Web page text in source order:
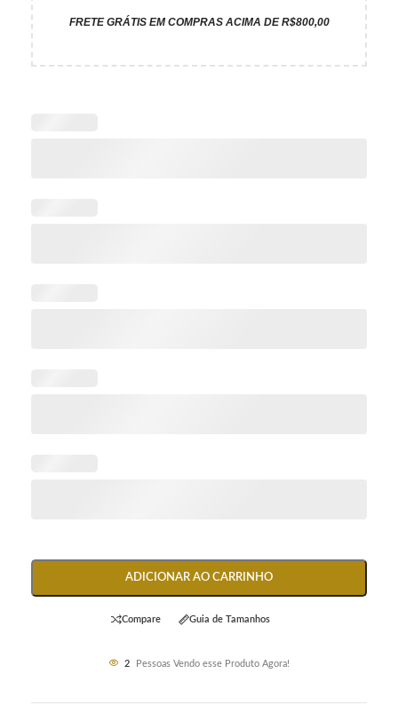
FRETE GRÁTIS EM COMPRAS ACIMA DE R$800,00
ADICIONAR AO CARRINHO
Compare Guia de Tamanhos
2 Pessoas Vendo esse Produto Agora!